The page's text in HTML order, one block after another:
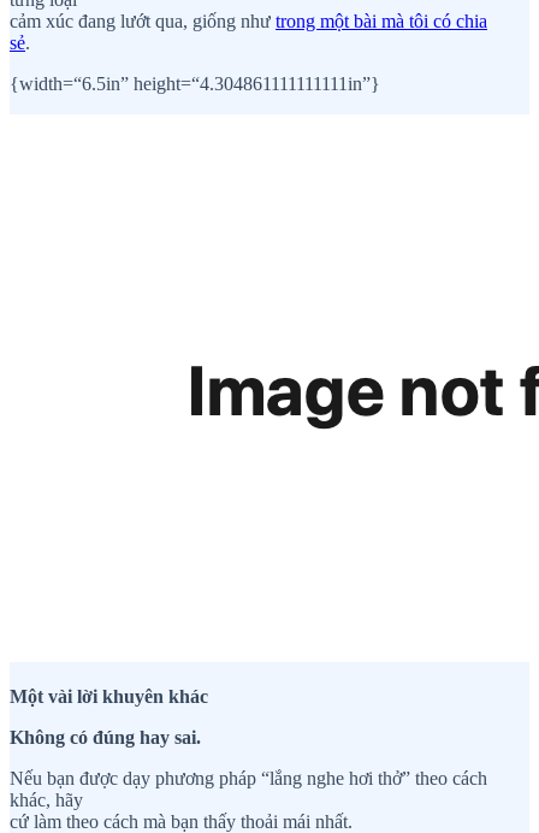
cảm xúc đang lướt qua, giống như trong một bài mà tôi có chia
sẻ.
{width=“6.5in” height=“4.304861111111111in”}
Một vài lời khuyên khác
Không có đúng hay sai.
Nếu bạn được dạy phương pháp “lắng nghe hơi thở” theo cách
khác, hãy
cứ làm theo cách mà bạn thấy thoải mái nhất.